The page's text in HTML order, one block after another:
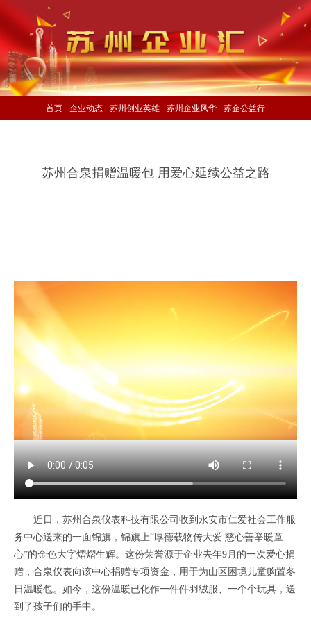
首页 企业动态 苏州创业英雄 苏州企业风华 苏企公益行
苏州合泉捐赠温暖包 用爱心延续公益之路
近日，苏州合泉仪表科技有限公司收到永安市仁爱社会工作服
务中心送来的一面锦旗，锦旗上“厚德载物传大爱 慈心善举暖童
心”的金色大字熠熠生辉。这份荣誉源于企业去年9月的一次爱心捐
赠，合泉仪表向该中心捐赠专项资金，用于为山区困境儿童购置冬
日温暖包。如今，这份温暖已化作一件件羽绒服、一个个玩具，送
到了孩子们的手中。